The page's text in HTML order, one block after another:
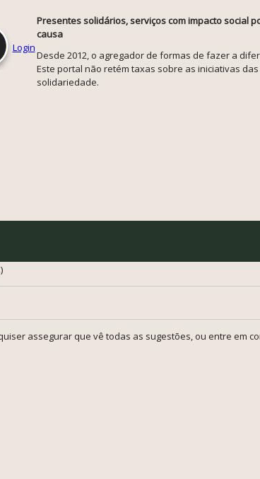
Login
Presentes solidários, serviços com impacto social
causa
Desde 2012, o agregador de formas de fazer a
Este portal não retém taxas sobre as iniciativas
solidariedade.
assegurar que vê todas as sugestões, ou entre em